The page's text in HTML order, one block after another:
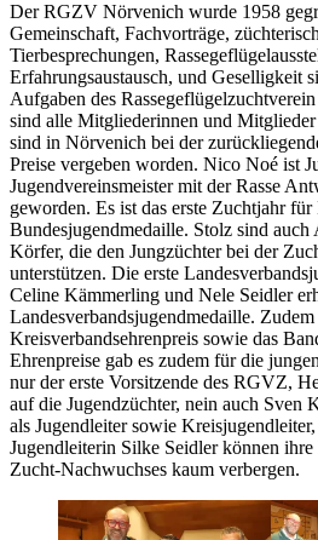
Der RGZV Nörvenich wurde 1958
Gemeinschaft, Fachvorträge,
Tierbesprechungen,
Erfahrungsaustausch, und Geselligkeit
Aufgaben des
sind alle Mitgliederinnen und
sind in Nörvenich bei der
Preise vergeben worden. Nico Noé ist
Jugendvereinsmeister mit der Rasse
geworden. Es ist das erste Zuchtjahr
Bundesjugendmedaille. Stolz sind
Körfer, die den Jungzüchter bei der
unterstützen. Die erste
Celine Kämmerling und Nele Seidler
Landesverbandsjugendmedaille. Zudem
Kreisverbandsehrenpreis sowie das
Ehrenpreise gab es zudem für die
nur der erste Vorsitzende des RGVZ,
auf die Jugendzüchter, nein auch Sven
als Jugendleiter sowie
Jugendleiterin Silke Seidler können
Zucht-Nachwuchses kaum verbergen.